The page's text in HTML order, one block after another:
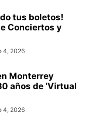
tus boletos!
Conciertos y
4, 2026
Monterrey
años de ‘Virtual
4, 2026